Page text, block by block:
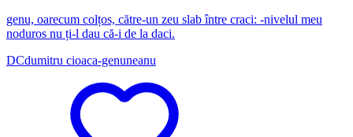
genu, oarecum colțos, către-un zeu slab între craci: -nivelul meu
noduros nu ți-l dau că-i de la daci.
DCdumitru cioaca-genuneanu